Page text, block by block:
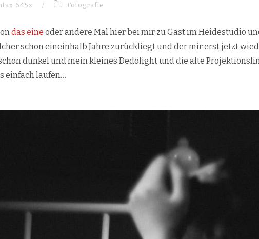
645z / Fotografie
das eine oder andere Mal hier bei mir zu Gast im Heidestudio
schon eineinhalb Jahre zurückliegt und der mir erst jetzt
dunkel und mein kleines Dedolight und die alte
einfach laufen…